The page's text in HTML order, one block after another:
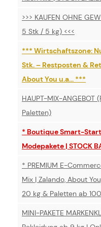
>>> KAUFEN OHNE
5 Stk / 5 kg) <<<
*** Wirtschaftszone:
Stk. – Restposten &
About You u.a... ***
HAUPT-MIX-ANGEBOT
Paletten)
* Boutique Smart-
Modepakete | STOCK
* PREMIUM E-
Mix | Zalando, About
20 kg & Paletten ab
MINI-PAKETE